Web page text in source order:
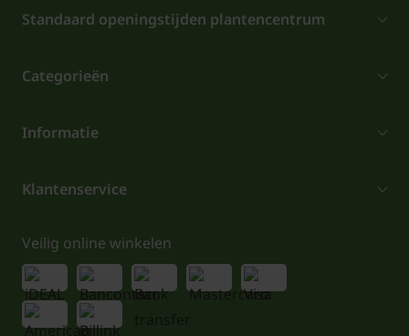
Standaard openingstijden plantencentrum
Categorieën
Informatie
Klantenservice
Veilig online winkelen